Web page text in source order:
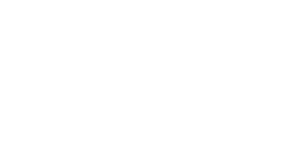
ノベーション工事のお客様の声